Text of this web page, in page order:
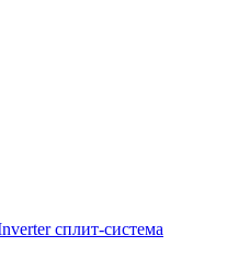
сплит-система